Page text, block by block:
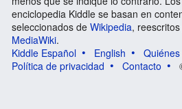
enciclopedia Kiddle se basan en
seleccionados de Wikipedia,
MediaWiki.
Kiddle Español
English
Política de privacidad
Contacto